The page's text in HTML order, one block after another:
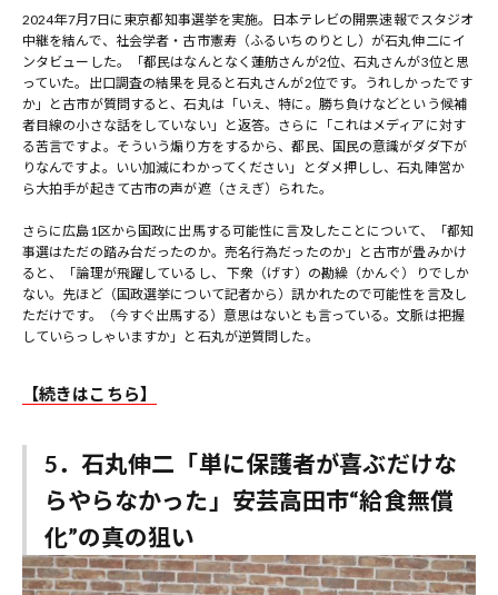
2024年7月7日に東京都知事選挙を実施。日本テレビの開票速報でスタジオ
中継を結んで、社会学者・古市憲寿（ふるいちのりとし）が石丸伸二にイ
ンタビューした。「都民はなんとなく蓮舫さんが2位、石丸さんが3位と思
っていた。出口調査の結果を見ると石丸さんが2位です。うれしかったです
か」と古市が質問すると、石丸は「いえ、特に。勝ち負けなどという候補
者目線の小さな話をしていない」と返答。さらに「これはメディアに対す
る苦言ですよ。そういう煽り方をするから、都民、国民の意識がダダ下が
りなんですよ。いい加減にわかってください」とダメ押しし、石丸陣営か
ら大拍手が起きて古市の声が遮（さえぎ）られた。
さらに広島1区から国政に出馬する可能性に言及したことについて、「都知
事選はただの踏み台だったのか。売名行為だったのか」と古市が畳みかけ
ると、「論理が飛躍しているし、 下衆（げす）の勘繰（かんぐ）りでしか
ない。先ほど（国政選挙について記者から）訊かれたので可能性を言及し
ただけです。（今すぐ出馬する）意思はないとも言っている。文脈は把握
していらっしゃいますか」と石丸が逆質問した。
【続きはこちら】
5．石丸伸二「単に保護者が喜ぶだけな
らやらなかった」安芸高田市“給食無償
化”の真の狙い